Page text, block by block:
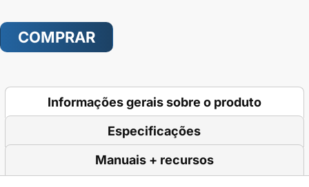
COMPRAR
Informações gerais sobre o produto
Especificações
Manuais + recursos